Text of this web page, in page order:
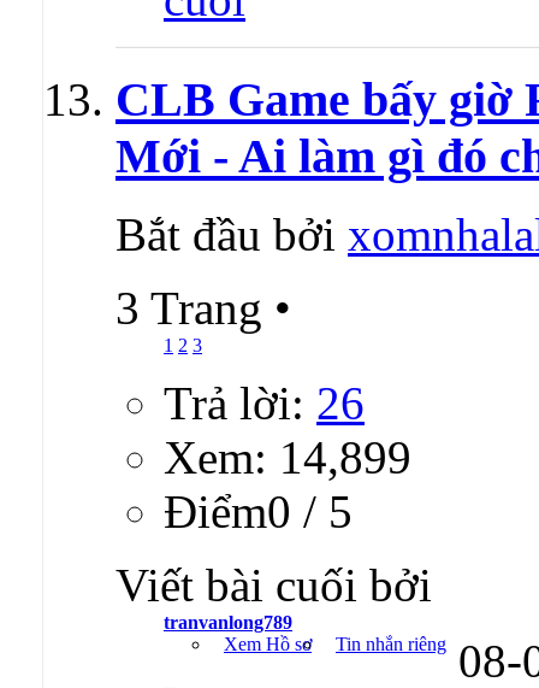
CLB Game bấy giờ
Mới - Ai làm gì đó
Bắt đầu bởi
3 Trang •
1 2 3
Trả lời: 26
Xem: 14,899
Ðiểm0 / 5
Viết bài cuối bởi
tranvanlong789
Xem Hồ sơ
Tin nhắn riêng 08-